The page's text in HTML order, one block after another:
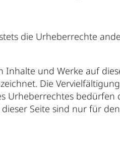
die Urheberrechte
Inhalte und Werke auf
Die
Urheberrechtes
Seite sind nur für